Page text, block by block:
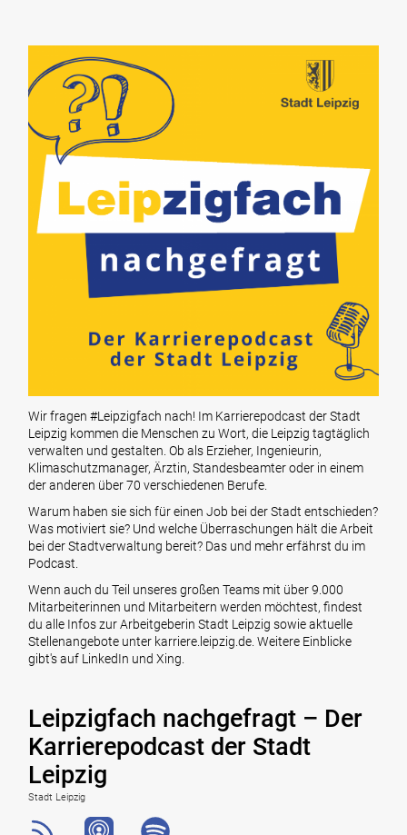
Wir fragen #Leipzigfach nach! Im Karrierepodcast der Stadt
Leipzig kommen die Menschen zu Wort, die Leipzig tagtäglich
verwalten und gestalten. Ob als Erzieher, Ingenieurin,
Klimaschutzmanager, Ärztin, Standesbeamter oder in einem
der anderen über 70 verschiedenen Berufe.
Warum haben sie sich für einen Job bei der Stadt entschieden?
Was motiviert sie? Und welche Überraschungen hält die Arbeit
bei der Stadtverwaltung bereit? Das und mehr erfährst du im
Podcast.
Wenn auch du Teil unseres großen Teams mit über 9.000
Mitarbeiterinnen und Mitarbeitern werden möchtest, findest
du alle Infos zur Arbeitgeberin Stadt Leipzig sowie aktuelle
Stellenangebote unter karriere.leipzig.de. Weitere Einblicke
gibt's auf LinkedIn und Xing.
Leipzigfach nachgefragt – Der
Karrierepodcast der Stadt
Leipzig
Stadt Leipzig